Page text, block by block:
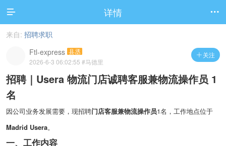
 详情 
来自: 招聘求职
 关注
Ftl-express 县丞
2026-6-3 06:02:55 #马德里
招聘｜Usera 物流门店诚聘客服兼物流操作员 1
名
因公司业务发展需要，现招聘门店客服兼物流操作员1名，工作地点位于
Madrid Usera。
一、工作内容